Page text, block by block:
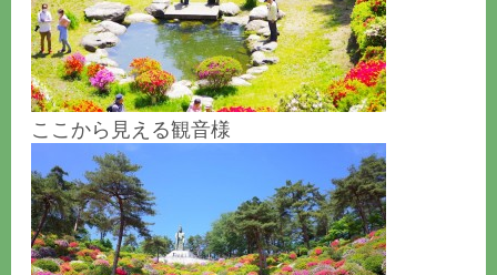
ここから見える観音様